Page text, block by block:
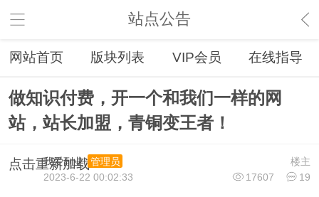
站点公告
网站首页 版块列表 VIP会员 在线指导
做知识付费，开一个和我们一样的网
站，站长加盟，青铜变王者！
点击重新加载 楼主
我爱副业
管理员
17607
19
2023-6-22 00:02:33